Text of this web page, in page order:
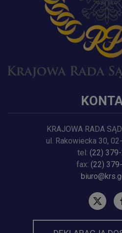
KRAJOWA RADA
ul. Rakowiecka 30,
tel: (22)
fax: (22)